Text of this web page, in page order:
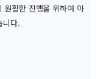
원활한 진행을 위하여 아
니다.